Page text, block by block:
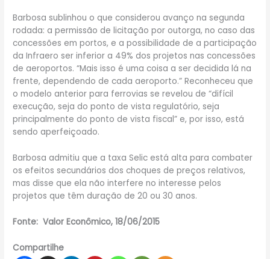
Barbosa sublinhou o que considerou avanço na segunda
rodada: a permissão de licitação por outorga, no caso das
concessões em portos, e a possibilidade de a participação
da Infraero ser inferior a 49% dos projetos nas concessões
de aeroportos. “Mais isso é uma coisa a ser decidida lá na
frente, dependendo de cada aeroporto.” Reconheceu que
o modelo anterior para ferrovias se revelou de “difícil
execução, seja do ponto de vista regulatório, seja
principalmente do ponto de vista fiscal” e, por isso, está
sendo aperfeiçoado.
Barbosa admitiu que a taxa Selic está alta para combater
os efeitos secundários dos choques de preços relativos,
mas disse que ela não interfere no interesse pelos
projetos que têm duração de 20 ou 30 anos.
Fonte: Valor Econômico, 18/06/2015
Compartilhe